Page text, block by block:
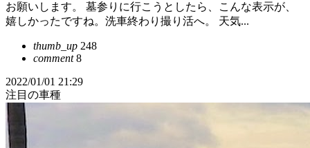
お願いします。 墓参りに行こうとしたら、こんな表示が、
嬉しかったですね。洗車終わり撮り活へ。 天気...
thumb_up 248
comment8
2022/01/01 21:29
注目の車種